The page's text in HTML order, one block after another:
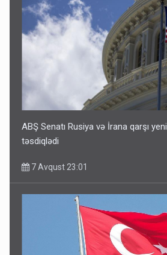
ABŞ Senatı Rusiya və İrana qarşı
təsdiqlədi
7 Avqust 23:01